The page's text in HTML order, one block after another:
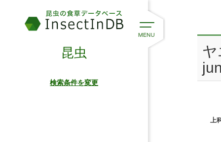
上
昆虫
検索条件を変更